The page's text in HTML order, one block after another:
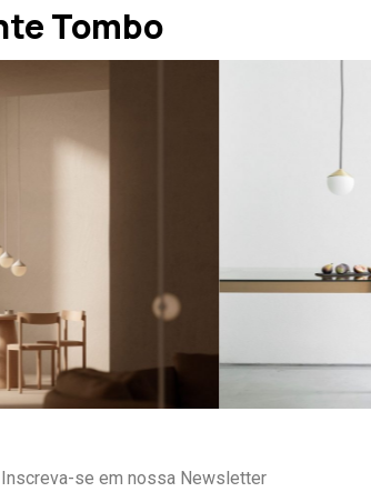
Tombo
Inscreva-se em nossa Newsletter